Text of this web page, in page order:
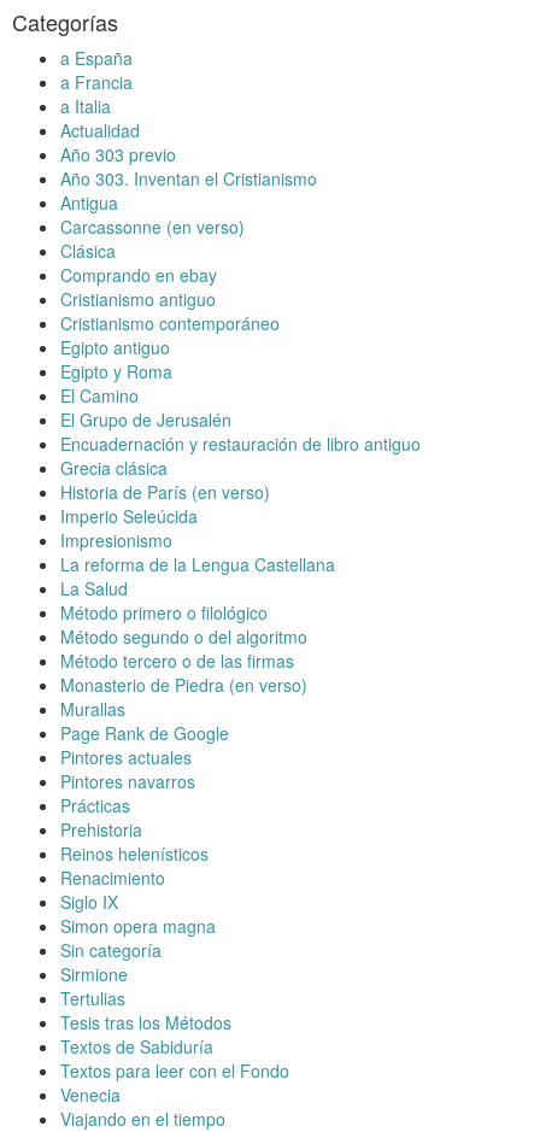
Categorías
a España
a Francia
a Italia
Actualidad
Año 303 previo
Año 303. Inventan el Cristianismo
Antigua
Carcassonne (en verso)
Clásica
Comprando en ebay
Cristianismo antiguo
Cristianismo contemporáneo
Egipto antiguo
Egipto y Roma
El Camino
El Grupo de Jerusalén
Encuadernación y restauración de libro antiguo
Grecia clásica
Historia de París (en verso)
Imperio Seleúcida
Impresionismo
La reforma de la Lengua Castellana
La Salud
Método primero o filológico
Método segundo o del algoritmo
Método tercero o de las firmas
Monasterio de Piedra (en verso)
Murallas
Page Rank de Google
Pintores actuales
Pintores navarros
Prácticas
Prehistoria
Reinos helenísticos
Renacimiento
Siglo IX
Simon opera magna
Sin categoría
Sirmione
Tertulias
Tesis tras los Métodos
Textos de Sabiduría
Textos para leer con el Fondo
Venecia
Viajando en el tiempo